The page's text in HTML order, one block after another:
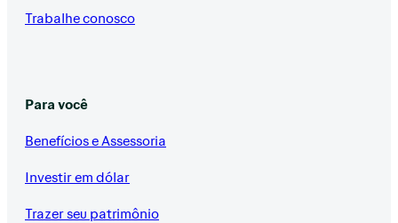
Trabalhe conosco
Para você
Benefícios e Assessoria
Investir em dólar
Trazer seu patrimônio